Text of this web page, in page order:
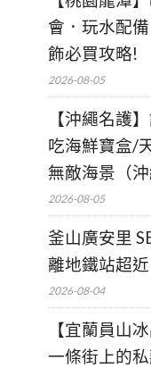
會．玩水配
飾必買攻略!
2026-08-05
【沖繩名護
吃海鮮寶盒/
無敵海景（沖
2026-08-05
釜山廣安里
離地鐵站超
2026-08-04
【宜蘭員山
一條街上的